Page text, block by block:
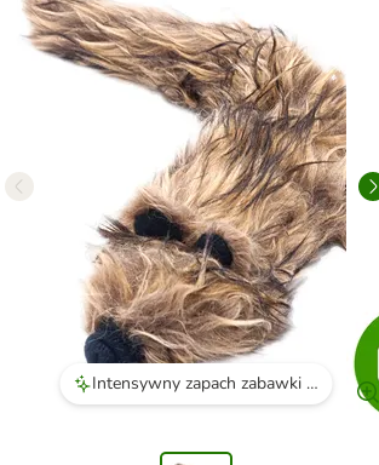
Intensywny zapach zabawki przyciąga koty do zabawy.